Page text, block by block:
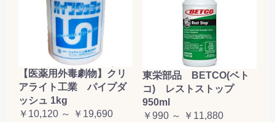
【医薬用外毒劇物】クリ
アライト工業 パイプダ
ッシュ 1kg
￥10,120 ～ ￥19,690
東栄部品 BETCO(ベト
コ) レストストップ
950ml
￥990 ～ ￥11,880